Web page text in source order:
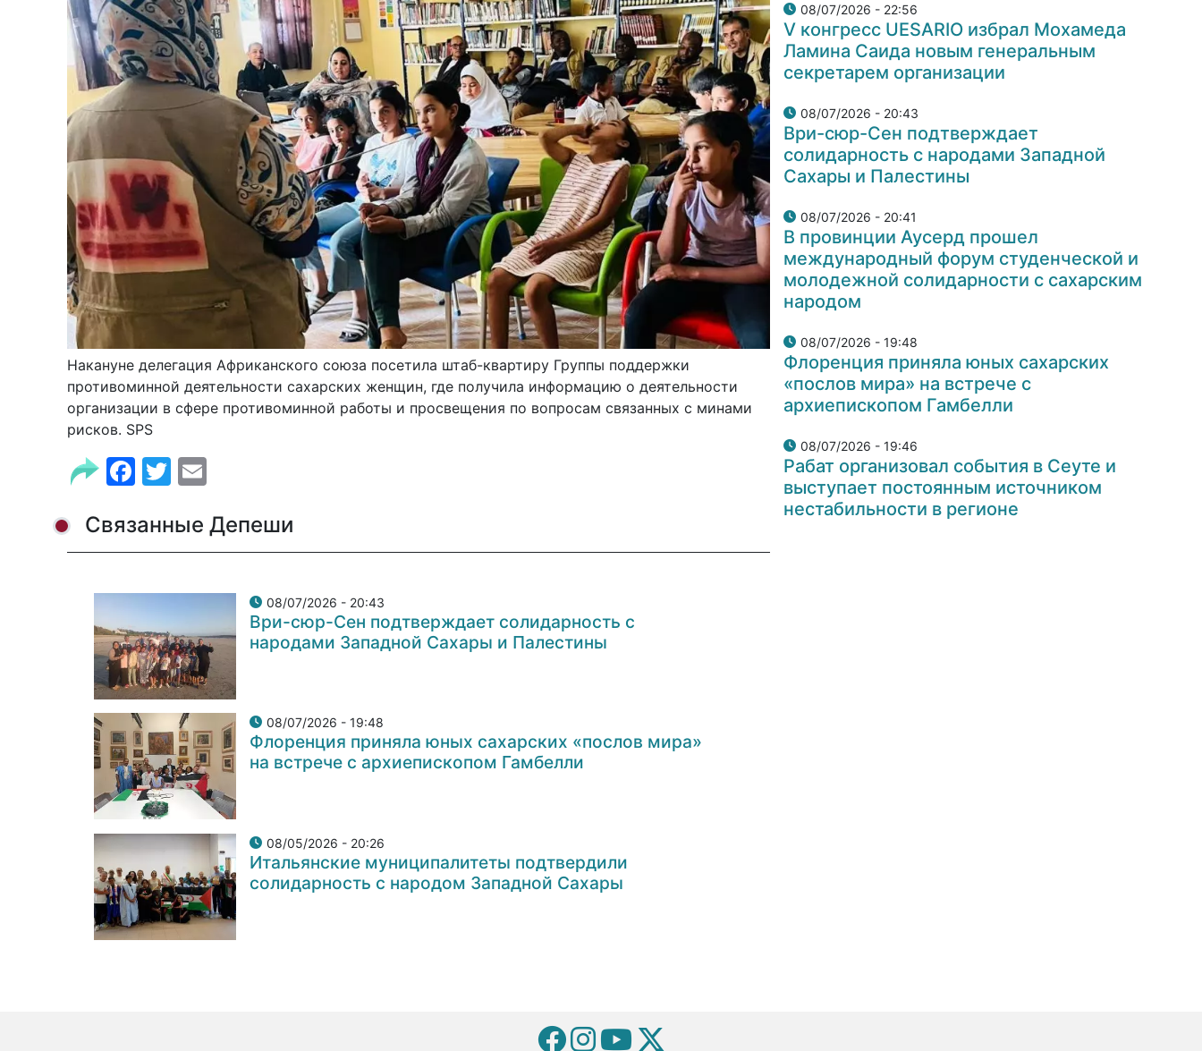
Накануне делегация Африканского союза посетила штаб-квартиру Группы поддержки
противоминной деятельности сахарских женщин, где получила информацию о деятельности
организации в сфере противоминной работы и просвещения по вопросам связанных с минами
рисков. SPS
Facebook
Twitter
Связанные Депеши
08/07/2026 - 20:43
Ври-сюр-Сен подтверждает солидарность с
народами Западной Сахары и Палестины
08/07/2026 - 19:48
Флоренция приняла юных сахарских «послов мира»
на встрече с архиепископом Гамбелли
08/05/2026 - 20:26
Итальянские муниципалитеты подтвердили
солидарность с народом Западной Сахары
08/07/2026 - 22:56
V конгресс UESARIO избрал Мохамеда
Ламина Саида новым генеральным
секретарем организации
08/07/2026 - 20:43
Ври-сюр-Сен подтверждает
солидарность с народами Западной
Сахары и Палестины
08/07/2026 - 20:41
В провинции Аусерд прошел
международный форум студенческой и
молодежной солидарности с сахарским
народом
08/07/2026 - 19:48
Флоренция приняла юных сахарских
«послов мира» на встрече с
архиепископом Гамбелли
08/07/2026 - 19:46
Рабат организовал события в Сеуте и
выступает постоянным источником
нестабильности в регионе